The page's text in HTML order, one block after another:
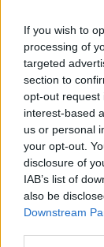
If you wish to
processing of
targeted
section to
opt-out request
interest-based
us or personal
your opt-out.
disclosure of
IAB’s list of
also be
Downstream
lucullus•2011.
Örömmel
szállítmányt
hallgató mini
mint két év
vacsorának
Trinidad
lucullus•2009.